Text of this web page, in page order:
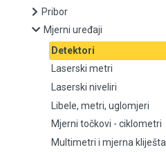
Detektori
Laserski metri
Laserski niveliri
Libele, metri, uglomjeri
Mjerni točkovi - ciklometri
Pribor
Mjerni uređaji
Detektori
Laserski metri
Laserski niveliri
Libele, metri, uglomjeri
Mjerni točkovi - ciklometri
Multimetri i mjerna kliješta